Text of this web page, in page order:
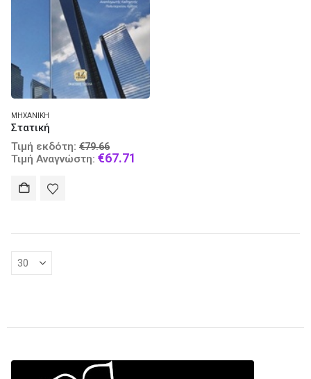
ΜΗΧΑΝΙΚΉ
Στατική
Τιμή εκδότη: €79.66
price
Τιμή Αναγνώστη: €67.71